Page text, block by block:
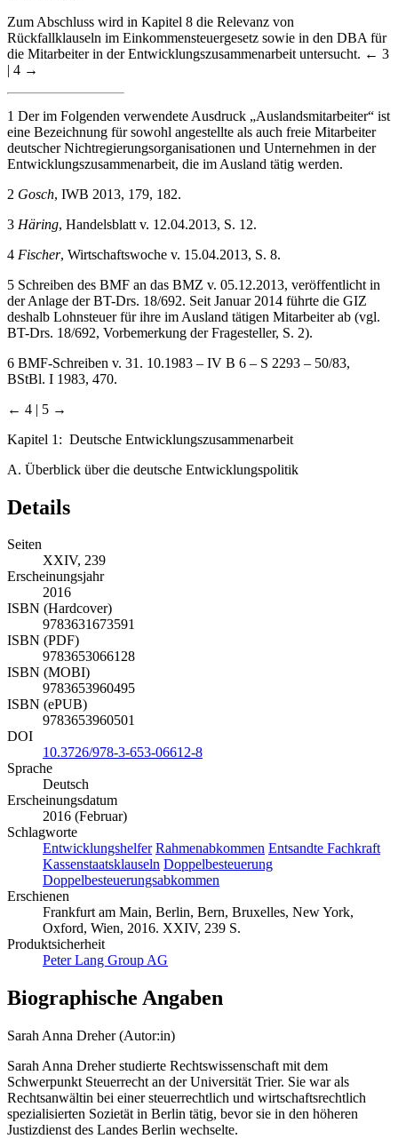
Zum Abschluss wird in Kapitel 8 die Relevanz von
Rückfallklauseln im Einkommensteuergesetz sowie in den DBA für
die Mitarbeiter in der Entwicklungszusammenarbeit untersucht. ← 3
| 4 →
1 Der im Folgenden verwendete Ausdruck „Auslandsmitarbeiter“ ist
eine Bezeichnung für sowohl angestellte als auch freie Mitarbeiter
deutscher Nichtregierungsorganisationen und Unternehmen in der
Entwicklungszusammenarbeit, die im Ausland tätig werden.
2 Gosch, IWB 2013, 179, 182.
3 Häring, Handelsblatt v. 12.04.2013, S. 12.
4 Fischer, Wirtschaftswoche v. 15.04.2013, S. 8.
5 Schreiben des BMF an das BMZ v. 05.12.2013, veröffentlicht in
der Anlage der BT-Drs. 18/692. Seit Januar 2014 führte die GIZ
deshalb Lohnsteuer für ihre im Ausland tätigen Mitarbeiter ab (vgl.
BT-Drs. 18/692, Vorbemerkung der Fragesteller, S. 2).
6 BMF-Schreiben v. 31. 10.1983 – IV B 6 – S 2293 – 50/83,
BStBl. I 1983, 470.
← 4 | 5 →
Kapitel 1: Deutsche Entwicklungszusammenarbeit
A. Überblick über die deutsche Entwicklungspolitik
Details
Seiten
XXIV, 239
Erscheinungsjahr
2016
ISBN (Hardcover)
9783631673591
ISBN (PDF)
9783653066128
ISBN (MOBI)
9783653960495
ISBN (ePUB)
9783653960501
DOI
10.3726/978-3-653-06612-8
Sprache
Deutsch
Erscheinungsdatum
2016 (Februar)
Schlagworte
Entwicklungshelfer Rahmenabkommen Entsandte Fachkraft
Kassenstaatsklauseln Doppelbesteuerung
Doppelbesteuerungsabkommen
Erschienen
Frankfurt am Main, Berlin, Bern, Bruxelles, New York,
Oxford, Wien, 2016. XXIV, 239 S.
Produktsicherheit
Peter Lang Group AG
Biographische Angaben
Sarah Anna Dreher (Autor:in)
Sarah Anna Dreher studierte Rechtswissenschaft mit dem
Schwerpunkt Steuerrecht an der Universität Trier. Sie war als
Rechtsanwältin bei einer steuerrechtlich und wirtschaftsrechtlich
spezialisierten Sozietät in Berlin tätig, bevor sie in den höheren
Justizdienst des Landes Berlin wechselte.